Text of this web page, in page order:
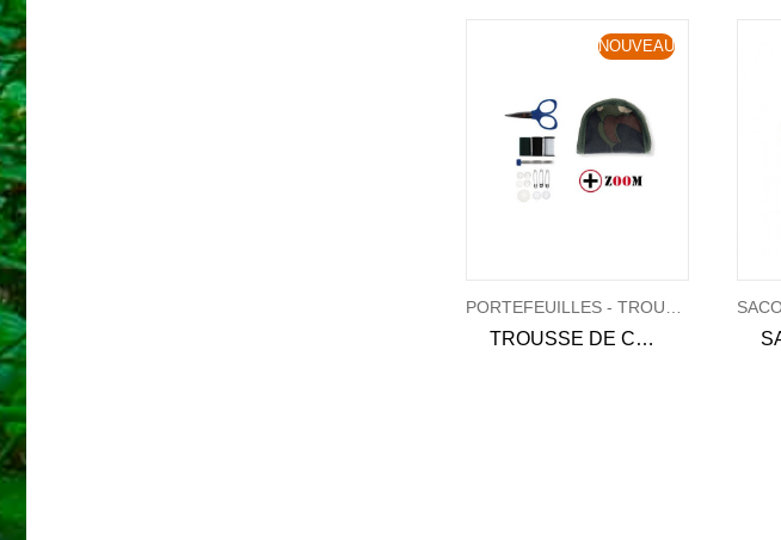
NOUVEAU
PORTEFEUILLES - TROUSSES
TROUSSE DE COUTURE MILITAIRE - CCE